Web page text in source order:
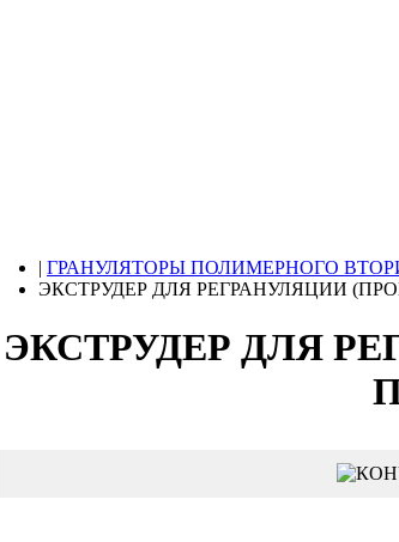
| ГРАНУЛЯТОРЫ ПОЛИМЕРНОГО
ЭКСТРУДЕР ДЛЯ РЕГРАНУЛЯЦИИ
ЭКСТРУДЕР ДЛЯ